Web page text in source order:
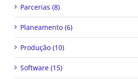
Parcerias (8)
Planeamento (6)
Produção (10)
Software (15)